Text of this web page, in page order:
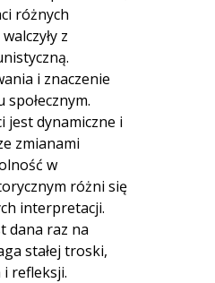
różnych
z
i znaczenie
społecznym.
jest dynamiczne i
zmianami
w
różni się
interpretacji.
dana raz na
stałej troski,
refleksji.